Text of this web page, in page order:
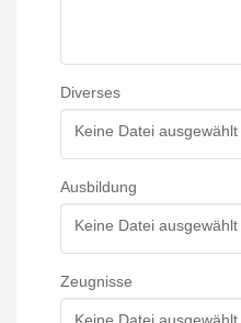
Diverses
Keine Datei ausgewählt
Ausbildung
Keine Datei ausgewählt
Zeugnisse